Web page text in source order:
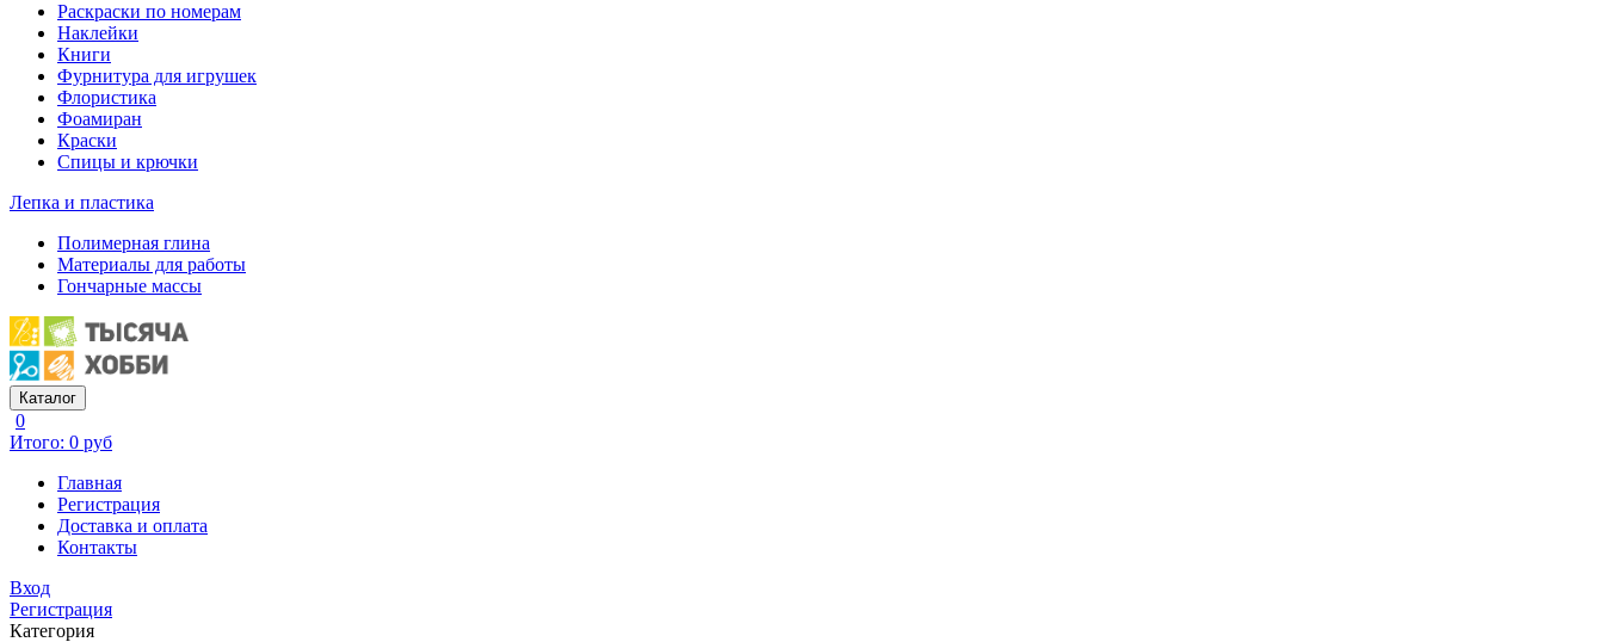
Раскраски по номерам
Наклейки
Книги
Фурнитура для игрушек
Флористика
Фоамиран
Краски
Спицы и крючки
Лепка и пластика
Полимерная глина
Материалы для работы
Гончарные массы
Каталог
0
Итого: 0 руб
Главная
Регистрация
Доставка и оплата
Контакты
Вход
Регистрация
Категория